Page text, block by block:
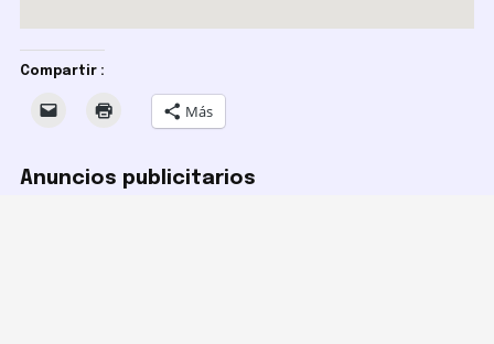
Compartir :
Más
Anuncios publicitarios